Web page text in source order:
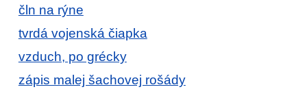
čln na rýne
tvrdá vojenská čiapka
vzduch, po grécky
zápis malej šachovej rošády